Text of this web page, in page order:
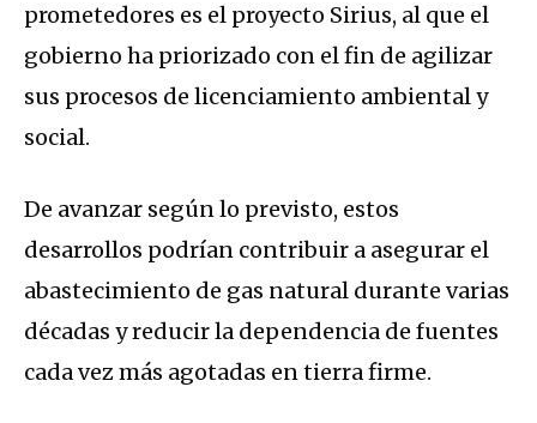
prometedores es el proyecto Sirius, al que el
gobierno ha priorizado con el fin de agilizar
sus procesos de licenciamiento ambiental y
social.
De avanzar según lo previsto, estos
desarrollos podrían contribuir a asegurar el
abastecimiento de gas natural durante varias
décadas y reducir la dependencia de fuentes
cada vez más agotadas en tierra firme.